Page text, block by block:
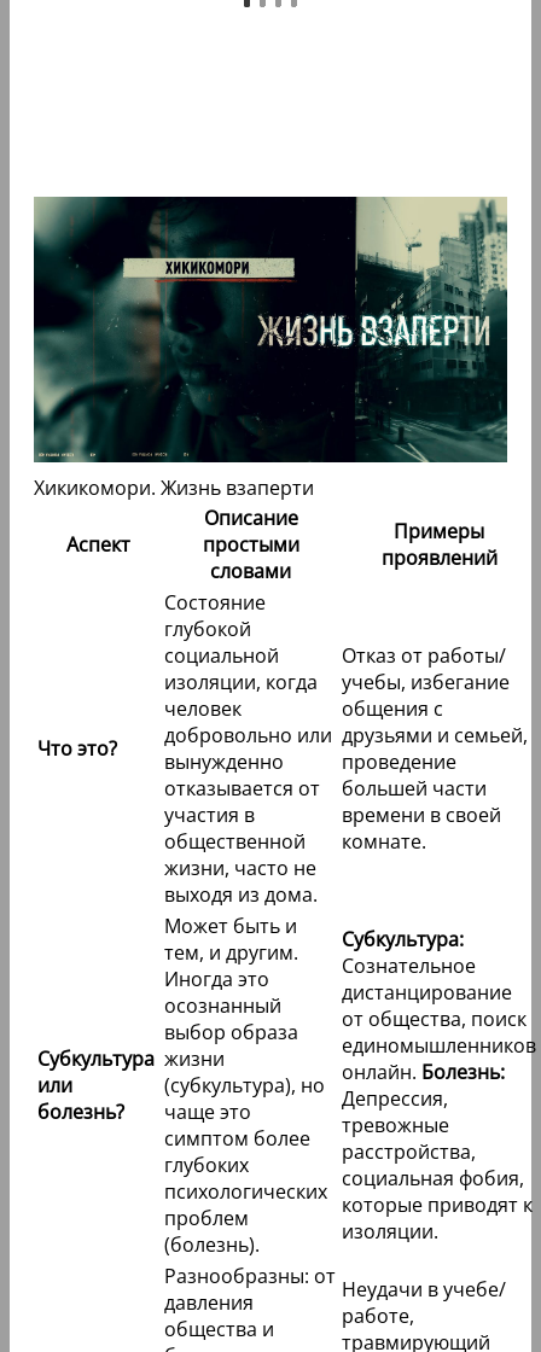
Хикикомори. Жизнь взаперти
Аспект
Описание
простыми
словами
Примеры
проявлений
Что это?
Состояние
глубокой
социальной
изоляции, когда
человек
добровольно или
вынужденно
отказывается от
участия в
общественной
жизни, часто не
выходя из дома.
Отказ от работы/
учебы, избегание
общения с
друзьями и семьей,
проведение
большей части
времени в своей
комнате.
Субкультура
или
болезнь?
Может быть и
тем, и другим.
Иногда это
осознанный
выбор образа
жизни
(субкультура), но
чаще это
симптом более
глубоких
психологических
проблем
(болезнь).
Субкультура:
Сознательное
дистанцирование
от общества, поиск
единомышленников
онлайн. Болезнь:
Депрессия,
тревожные
расстройства,
социальная фобия,
которые приводят к
изоляции.
Разнообразны: от
давления
общества и
Неудачи в учебе/
работе,
травмирующий